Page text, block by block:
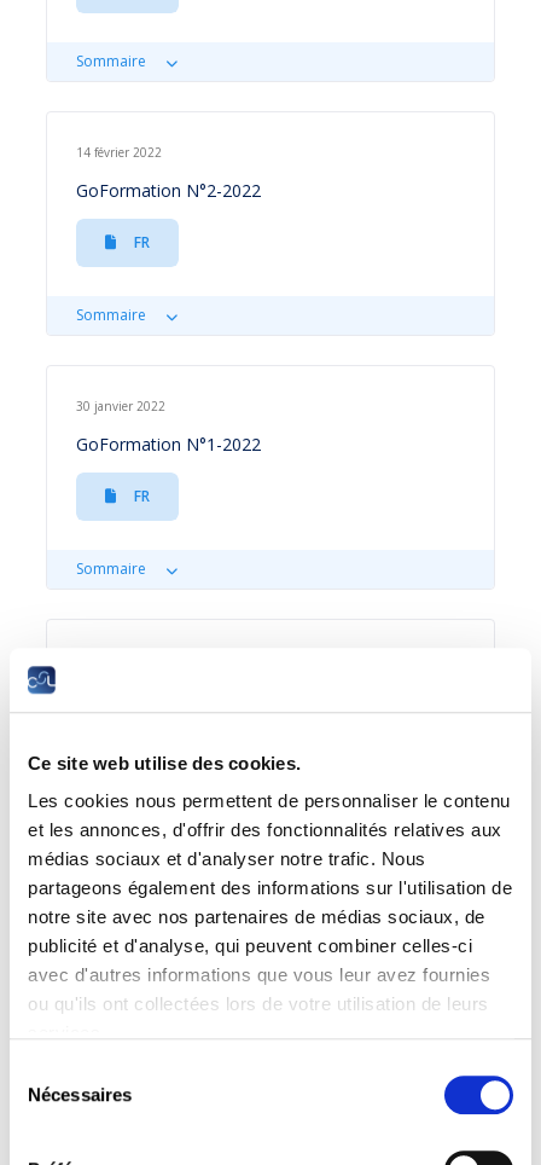
Ce site web utilise des cookies.
Les cookies nous permettent de personnaliser le contenu
et les annonces, d'offrir des fonctionnalités relatives aux
médias sociaux et d'analyser notre trafic. Nous
partageons également des informations sur l'utilisation de
notre site avec nos partenaires de médias sociaux, de
publicité et d'analyse, qui peuvent combiner celles-ci
avec d'autres informations que vous leur avez fournies
ou qu'ils ont collectées lors de votre utilisation de leurs
Nécessaires
Sommaire
14 février 2022
GoFormation N°2-2022
FR
Sommaire
30 janvier 2022
GoFormation N°1-2022
FR
Sommaire
Sommaire
23 novembre 2021
GoFormation N°7-2021
FR